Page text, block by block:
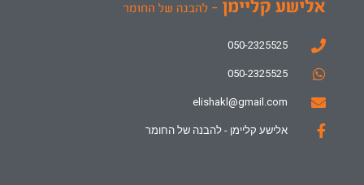
050-2325525
050-2325525
elishakl@gmail.com
אלישע קליימן - להבנה של החומר